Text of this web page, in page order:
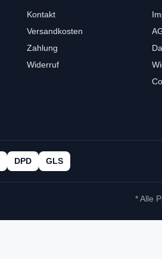
Kontakt
Versandkosten
Zahlung
Widerruf
DPD GLS
* Alle